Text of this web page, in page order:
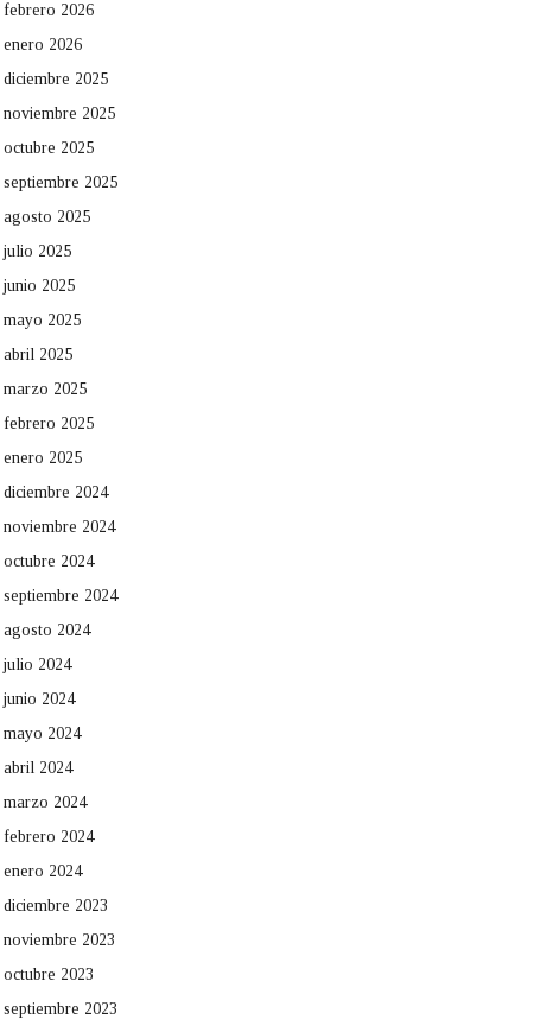
febrero 2026
enero 2026
diciembre 2025
noviembre 2025
octubre 2025
septiembre 2025
agosto 2025
julio 2025
junio 2025
mayo 2025
abril 2025
marzo 2025
febrero 2025
enero 2025
diciembre 2024
noviembre 2024
octubre 2024
septiembre 2024
agosto 2024
julio 2024
junio 2024
mayo 2024
abril 2024
marzo 2024
febrero 2024
enero 2024
diciembre 2023
noviembre 2023
octubre 2023
septiembre 2023